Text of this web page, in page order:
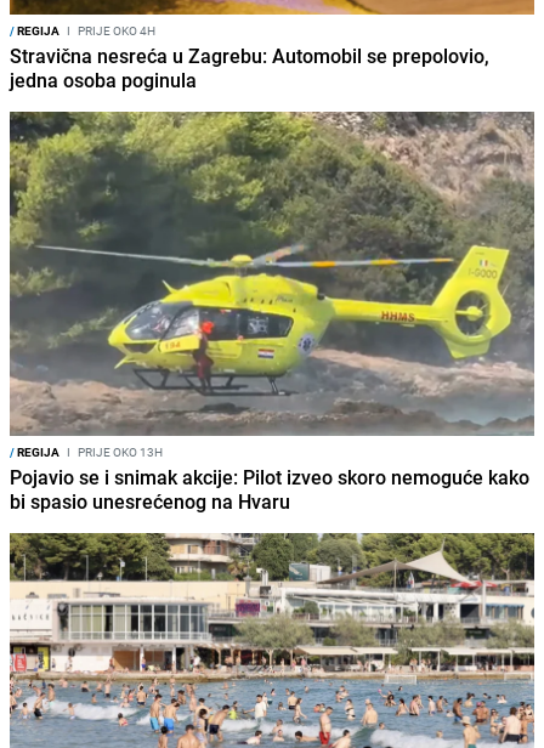
/REGIJA I PRIJE OKO 4H
Stravična nesreća u Zagrebu: Automobil se prepolovio,
jedna osoba poginula
/REGIJA I PRIJE OKO 13H
Pojavio se i snimak akcije: Pilot izveo skoro nemoguće kako
bi spasio unesrećenog na Hvaru